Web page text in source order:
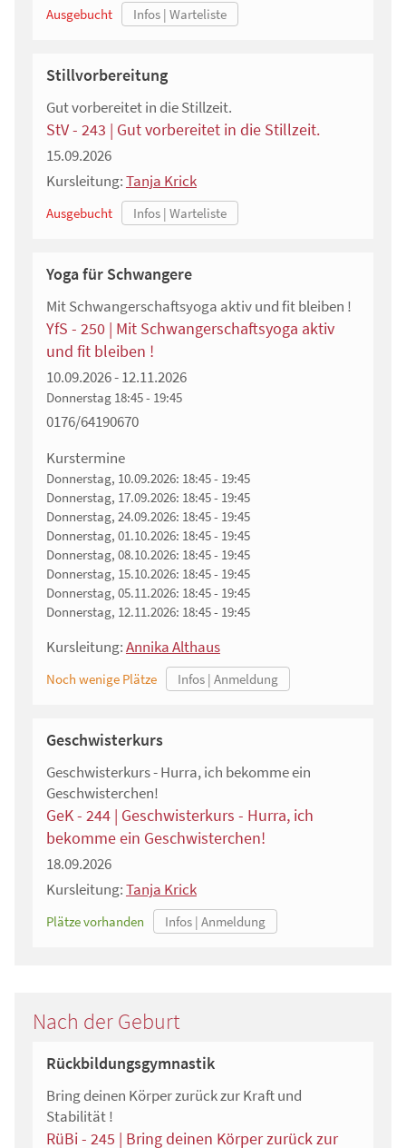
Ausgebucht
Stillvorbereitung
Gut vorbereitet in die Stillzeit.
StV - 243 | Gut vorbereitet in die Stillzeit.
15.09.2026
Kursleitung:Tanja Krick
Ausgebucht
Yoga für Schwangere
Mit Schwangerschaftsyoga aktiv und fit bleiben !
YfS - 250 | Mit Schwangerschaftsyoga aktiv
und fit bleiben !
10.09.2026 - 12.11.2026
Donnerstag 18:45 - 19:45
0176/64190670
Kurstermine
Donnerstag, 10.09.2026: 18:45 - 19:45
Donnerstag, 17.09.2026: 18:45 - 19:45
Donnerstag, 24.09.2026: 18:45 - 19:45
Donnerstag, 01.10.2026: 18:45 - 19:45
Donnerstag, 08.10.2026: 18:45 - 19:45
Donnerstag, 15.10.2026: 18:45 - 19:45
Donnerstag, 05.11.2026: 18:45 - 19:45
Donnerstag, 12.11.2026: 18:45 - 19:45
Kursleitung:Annika Althaus
Noch wenige Plätze
Geschwisterkurs
Geschwisterkurs - Hurra, ich bekomme ein
Geschwisterchen!
GeK - 244 | Geschwisterkurs - Hurra, ich
bekomme ein Geschwisterchen!
18.09.2026
Kursleitung:Tanja Krick
Plätze vorhanden
Nach der Geburt
Rückbildungsgymnastik
Bring deinen Körper zurück zur Kraft und
Stabilität !
RüBi - 245 | Bring deinen Körper zurück zur